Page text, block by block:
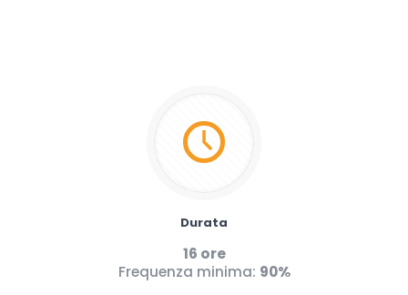
Durata
16 ore
Frequenza minima: 90%